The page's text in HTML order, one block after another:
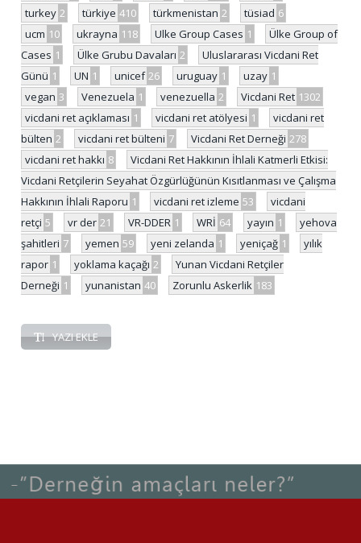
turkey 2 türkiye 410 türkmenistan 2 tüsiad 6
ucm 10 ukrayna 118 Ulke Group Cases 1
Ülke Group of
Cases 1 Ülke Grubu Davaları 2
Uluslararası Vicdani Ret
Günü 1 UN 1 unicef 26 uruguay 1 uzay 1
vegan 3 Venezuela 1 venezuella 2 Vicdani Ret 1302
vicdani ret açıklaması 1 vicdani ret atölyesi 1
vicdani ret
bülten 2 vicdani ret bülteni 7 Vicdani Ret Derneği 278
vicdani ret hakkı 8
Vicdani Ret Hakkının İhlali Katmerli Etkisi:
Vicdani Retçilerin Seyahat Özgürlüğünün Kısıtlanması ve Çalışma
Hakkının İhlali Raporu 1 vicdani ret izleme 53
vicdani
retçi 5 vr der 21 VR-DDER 1 WRİ 64 yayın 1
yehova
şahitleri 7 yemen 59 yeni zelanda 1 yeniçağ 1
yılık
rapor 1 yoklama kaçağı 2
Yunan Vicdani Retçiler
Derneği 1 yunanistan 40 Zorunlu Askerlik 183
YAZI EKLE